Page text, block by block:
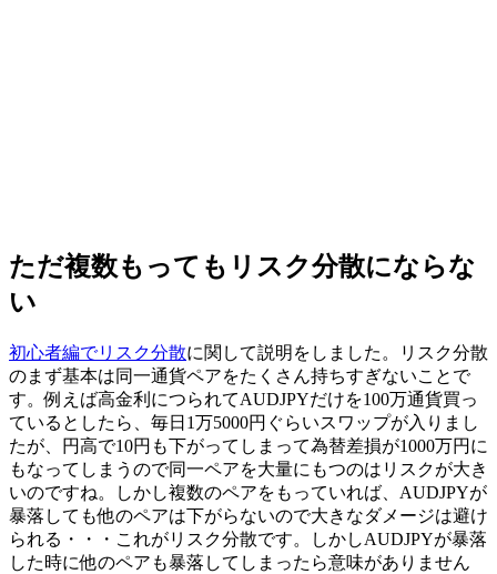
ただ複数もってもリスク分散にならな
い
初心者編でリスク分散に関して説明をしました。リスク分散
のまず基本は同一通貨ペアをたくさん持ちすぎないことで
す。例えば高金利につられてAUDJPYだけを100万通貨買っ
ているとしたら、毎日1万5000円ぐらいスワップが入りまし
たが、円高で10円も下がってしまって為替差損が1000万円に
もなってしまうので同一ペアを大量にもつのはリスクが大き
いのですね。しかし複数のペアをもっていれば、AUDJPYが
暴落しても他のペアは下がらないので大きなダメージは避け
られる・・・これがリスク分散です。しかしAUDJPYが暴落
した時に他のペアも暴落してしまったら意味がありません